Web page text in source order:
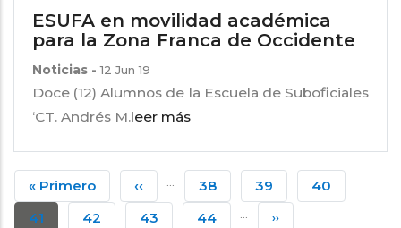
ESUFA en movilidad académica
para la Zona Franca de Occidente
Noticias -12 Jun 19
Doce (12) Alumnos de la Escuela de Suboficiales
‘CT. Andrés M.leer más
Paginación
Primera
Página
« Primero
Página
Anterior
‹‹ … Página
38 Página
39 Página
40
Página
41 Página
42 Página
43 Página
44 … Siguiente
››